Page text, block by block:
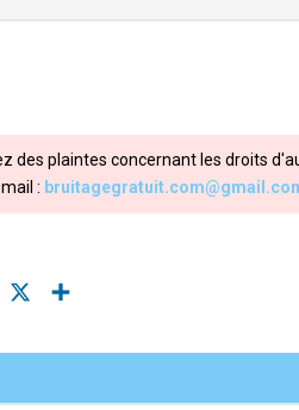
des plaintes concernant les droits
:
Skype